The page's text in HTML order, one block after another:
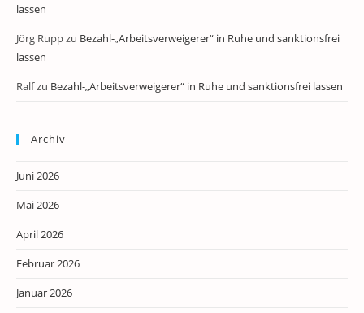
lassen
Jörg Ruppzu Bezahl-„Arbeitsverweigerer“ in Ruhe und sanktionsfrei
lassen
Ralfzu Bezahl-„Arbeitsverweigerer“ in Ruhe und sanktionsfrei lassen
Archiv
Juni 2026
Mai 2026
April 2026
Februar 2026
Januar 2026